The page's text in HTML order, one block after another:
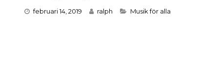
februari 14, 2019 ralph Categories
Musik för alla